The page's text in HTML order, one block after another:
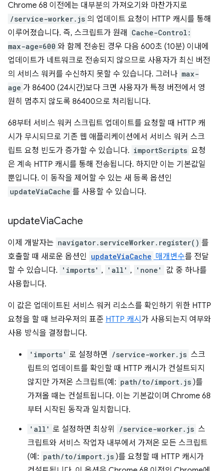
Chrome 68 이전에는 대부분의 가져오기와 마찬가지로
/service-worker.js 의 업데이트 요청이 HTTP 캐시를 통해
이루어졌습니다. 즉, 스크립트가 원래
Cache-Control:
max-age=600 와 함께 전송된 경우 다음 600초 (10분) 이내에
업데이트가 네트워크로 전송되지 않으므로 사용자가 최신 버전
의 서비스 워커를 수신하지 못할 수 있습니다. 그러나 max-
age 가 86400 (24시간)보다 크면 사용자가 특정 버전에서 영
원히 멈추지 않도록 86400으로 처리됩니다.
68부터 서비스 워커 스크립트 업데이트를 요청할 때 HTTP 캐
시가 무시되므로 기존 웹 애플리케이션에서 서비스 워커 스크
립트 요청 빈도가 증가할 수 있습니다. importScripts 요청
은 계속 HTTP 캐시를 통해 전송됩니다. 하지만 이는 기본값일
뿐입니다. 이 동작을 제어할 수 있는 새 등록 옵션인
updateViaCache 를 사용할 수 있습니다.
updateViaCache
이제 개발자는 navigator.serviceWorker.register() 를
호출할 때 새로운 옵션인 updateViaCache 매개변수를 전달
할 수 있습니다.
'imports' , 'all' , 'none'
값 중 하나를
사용합니다.
이 값은 업데이트된 서비스 워커 리소스를 확인하기 위한 HTTP
요청을 할 때 브라우저의 표준 HTTP 캐시 가 사용되는지 여부와
사용 방식을 결정합니다.
'imports' 로 설정하면 /service-worker.js 스크
립트의 업데이트를 확인할 때 HTTP 캐시가 컨설트되지
않지만 가져온 스크립트(예: path/to/import.js )를
가져올 때는 컨설트됩니다. 이는 기본값이며 Chrome 68
부터 시작된 동작과 일치합니다.
'all' 로 설정하면 최상위 /service-worker.js 스
크립트와 서비스 작업자 내부에서 가져온 모든 스크립트
(예: path/to/import.js )를 요청할 때 HTTP 캐시가